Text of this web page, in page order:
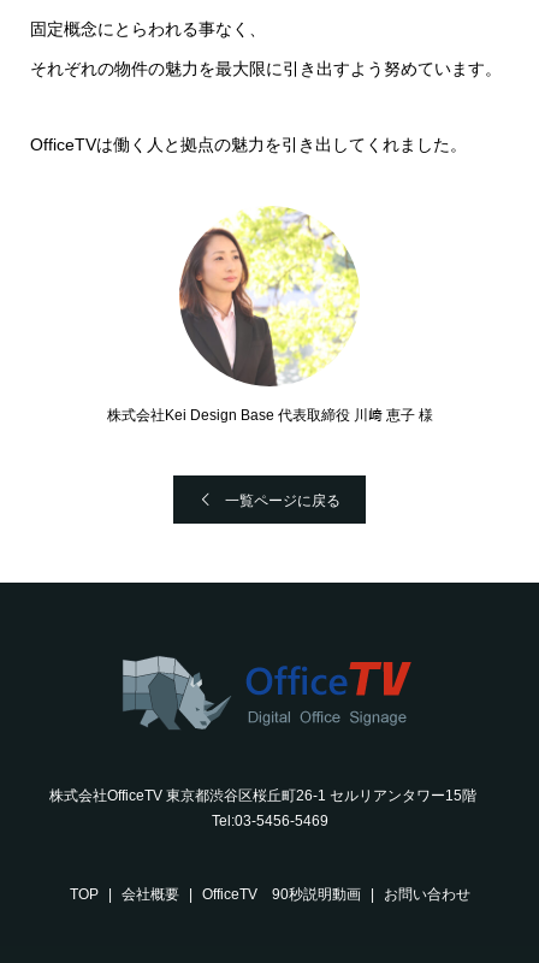
固定概念にとらわれる事なく、
それぞれの物件の魅力を最大限に引き出すよう努めています。
OfficeTVは働く人と拠点の魅力を引き出してくれました。
株式会社Kei Design Base 代表取締役 川﨑 恵子 様
一覧ページに戻る
株式会社OfficeTV 東京都渋谷区桜丘町26-1 セルリアンタワー15階
Tel:03-5456-5469
TOP 会社概要 OfficeTV 90秒説明動画 お問い合わせ